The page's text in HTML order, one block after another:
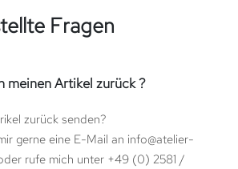
Fragen
meinen Artikel zurück ?
zurück senden?
gerne eine E-Mail an info@atelier-
rufe mich unter +49 (0) 2581 /